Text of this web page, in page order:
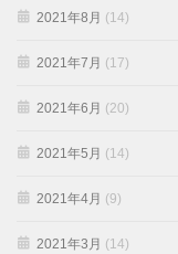
2021年8月 (14)
2021年7月 (17)
2021年6月 (20)
2021年5月 (14)
2021年4月 (9)
2021年3月 (14)